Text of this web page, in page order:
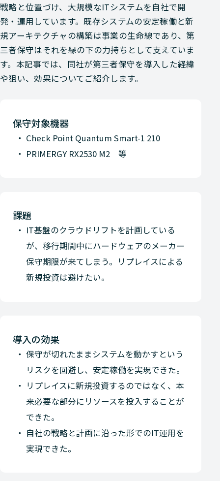
戦略と位置づけ、大規模なITシステムを自社で開
発・運用しています。既存システムの安定稼働と新
規アーキテクチャの構築は事業の生命線であり、第
三者保守はそれを縁の下の力持ちとして支えていま
す。本記事では、同社が第三者保守を導入した経緯
や狙い、効果についてご紹介します。
保守対象機器
Check Point Quantum Smart-1 210
PRIMERGY RX2530 M2 等
課題
IT基盤のクラウドリフトを計画している
が、移行期間中にハードウェアのメーカー
保守期限が来てしまう。リプレイスによる
新規投資は避けたい。
導入の効果
保守が切れたままシステムを動かすという
リスクを回避し、安定稼働を実現できた。
リプレイスに新規投資するのではなく、本
来必要な部分にリソースを投入することが
できた。
自社の戦略と計画に沿った形でのIT運用を
実現できた。